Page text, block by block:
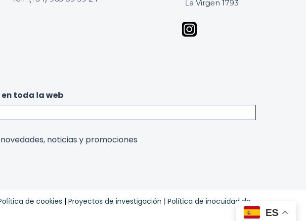
La Virgen 1793
toda la web
noticias y promociones
de cookies | Proyectos de investigación | Política de inocuidad de
ES